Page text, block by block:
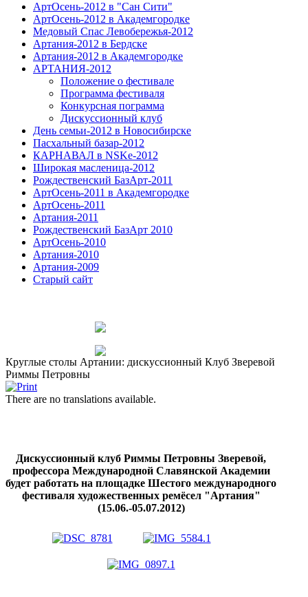
АртОсень-2012 в "Сан Сити"
АртОсень-2012 в Академгородке
Медовый Спас Левобережья-2012
Артания-2012 в Бердске
Артания-2012 в Академгородке
АРТАНИЯ-2012
Положение о фестивале
Программа фестиваля
Конкурсная пограмма
Дискуссионный клуб
День семьи-2012 в Новосибирске
Пасхальный базар-2012
КАРНАВАЛ в NSKe-2012
Широкая масленица-2012
Рождественский БазАрт-2011
АртОсень-2011 в Академгородке
АртОсень-2011
Артания-2011
Рождественский БазАрт 2010
АртОсень-2010
Артания-2010
Артания-2009
Старый сайт
Круглые столы Артании: дискуссионный Клуб Зверевой
Риммы Петровны
There are no translations available.
Дискуссионный клуб Риммы Петровны Зверевой,
профессора Международной Славянской Академии
будет работать на площадке Шестого международного
фестиваля художественных ремёсел "Артания"
(15.06.-05.07.2012)